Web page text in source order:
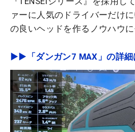
ァーに人気のドライバーだけ
の良いヘッドを作るノウハウに
▶▶「ダンガン7 MAX」の詳細